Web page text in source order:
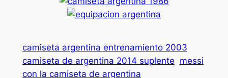
camiseta argentina entrenamiento 2003
camiseta de argentina 2014 suplente messi
con la camiseta de argentina